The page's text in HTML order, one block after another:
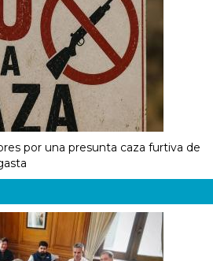
por una presunta caza furtiva de